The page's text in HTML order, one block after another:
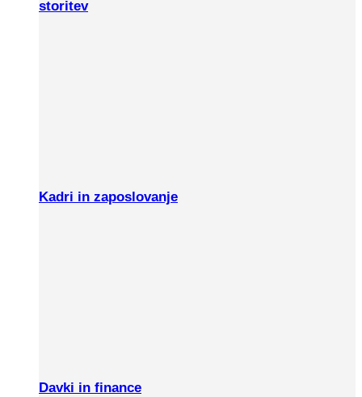
storitev
Kadri in zaposlovanje
Davki in finance